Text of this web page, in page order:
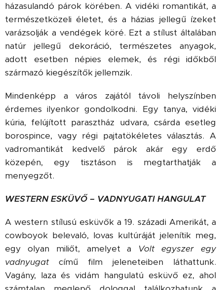
házasulandó párok körében. A vidéki romantikát, a
természetközeli életet, és a házias jellegű ízeket
varázsolják a vendégek köré. Ezt a stílust általában
natúr jellegű dekoráció, természetes anyagok,
adott esetben népies elemek, és régi időkből
származó kiegészítők jellemzik.
Mindenképp a város zajától távoli helyszínben
érdemes ilyenkor gondolkodni. Egy tanya, vidéki
kúria, felújított parasztház udvara, csárda esetleg
borospince, vagy régi pajtatökéletes választás. A
vadromantikát kedvelő párok akár egy erdő
közepén, egy tisztáson is megtarthatják a
menyegzőt.
WESTERN ESKÜVŐ – VADNYUGATI HANGULAT
A western stílusú esküvők a 19. századi Amerikát, a
cowboyok belevaló, lovas kultúráját jelenítik meg,
egy olyan miliőt, amelyet a Volt egyszer egy
vadnyugatcímű film jeleneteiben láthattunk.
Vagány, laza és vidám hangulatú esküvő ez, ahol